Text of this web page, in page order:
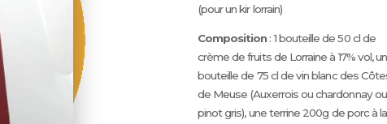
(pour un kir lorrain)
Composition : 1 bouteille de 50 cl de
crème de fruits de Lorraine à 17% vol,
bouteille de 75 cl de vin blanc des
de Meuse (Auxerrois ou chardonnay ou
pinot gris), une terrine 200g de porc à la